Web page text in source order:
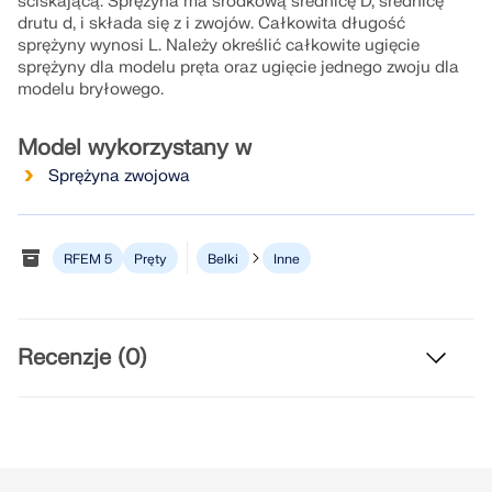
RWIND 3
Oprogramowanie CFD do cyfrowych tuneli
aerodynamicznych
Dlubal API
SKONTAKTUJ SIĘ Z DZIAŁEM POMOCY
TECHNICZNEJ
ekspertów przez cały okres studiów.
UZYSKAJ BEZPŁATNĄ LICENCJĘ
SKONTAKTUJ SIĘ Z WSPARCIEM TECHNICZNYM
oprogramowania inżynierskiego i wynieś swoją
karierę na nowe wyżyny.
drutu d, i składa się z i zwojów. Całkowita długość
sprężyny wynosi L. Należy określić całkowite ugięcie
sprężyny dla modelu pręta oraz ugięcie jednego zwoju dla
modelu bryłowego.
Model wykorzystany w
Sprężyna zwojowa
RFEM 5 Pręty Belki Inne
Recenzje (0)